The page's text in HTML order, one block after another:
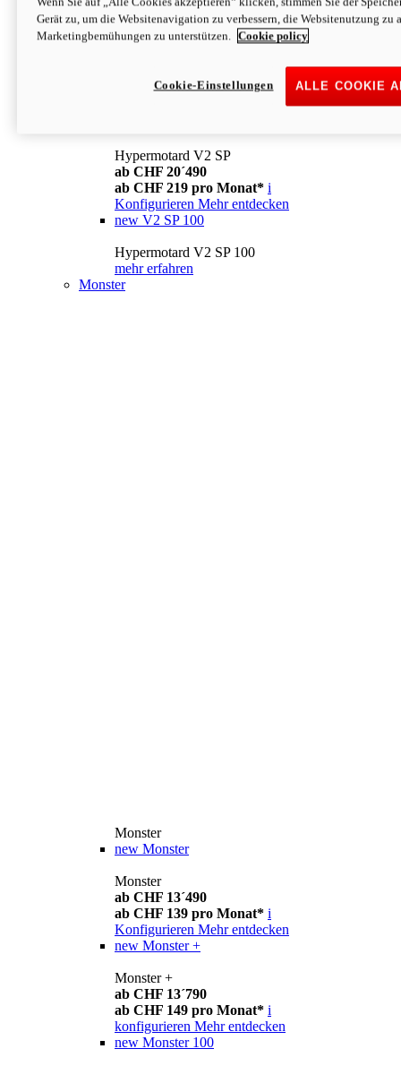
Konfigurieren Mehr entdecken
newV2
ab CHF 169 pro Monat* i
Mehr entdecken
Hypermotard V2 SP
ab CHF 20´490
ab CHF 219 pro Monat* i
Konfigurieren Mehr entdecken
new V2 SP 100
Hypermotard V2 SP 100
mehr erfahren
Monster
Monster
new Monster
Monster
ab CHF 13´490
ab CHF 139 pro Monat* i
Konfigurieren Mehr entdecken
new Monster +
Monster +
ab CHF 13´790
ab CHF 149 pro Monat* i
konfigurieren Mehr entdecken
new Monster 100
Gerät zu, um die Websitenavigation zu verbessern, die Websitenutzung zu
Marketingbemühungen zu unterstützen.
Cookie policy
ALLE COOKIE
Cookie-Einstellungen